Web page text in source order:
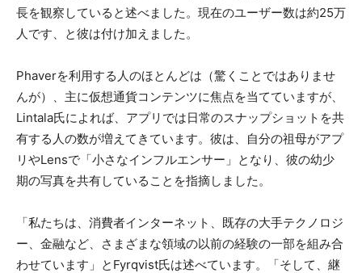
長を観察していると述べました。現在のユーザー数は約25万
人です、と彼は付け加えました。
Phaverを利用する人のほとんどは（驚くことではありませ
んが）、主に仮想通貨コンテンツに焦点を当てていますが、
Lintala氏によれば、アプリでは日常のスナップショットを共
有する人の数が増えてきています。彼は、自分の祖母がアプ
リやLensで「小さなインフルエンサー」となり、彼の幼少
期の写真を共有していることを指摘しました。
「私たちは、消費者インターネット、既存の大手テクノロジ
ー、金融など、さまざまな領域の以前の経験の一部を組み合
わせています」とFyrqvist氏は述べています。「そして、継